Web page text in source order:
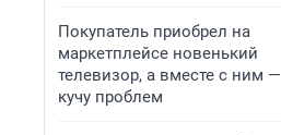
Покупатель приобрел на
маркетплейсе новенький
телевизор, а вместе с ним —
кучу проблем